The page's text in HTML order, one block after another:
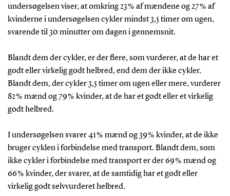
undersøgelsen viser, at omkring 23 % af mændene og 27 % af
kvinderne i undersøgelsen cykler mindst 3,5 timer om ugen,
svarende til 30 minutter om dagen i gennemsnit.
Blandt dem der cykler, er der flere, som vurderer, at de har et
godt eller virkelig godt helbred, end dem der ikke cykler.
Blandt dem, der cykler 3,5 timer om ugen eller mere, vurderer
82 % mænd og 79 % kvinder, at de har et godt eller et virkelig
godt helbred.
I undersøgelsen svarer 41 % mænd og 39 % kvinder, at de ikke
bruger cyklen i forbindelse med transport. Blandt dem, som
ikke cykler i forbindelse med transport er der 69 % mænd og
66 % kvinder, der svarer, at de samtidig har et godt eller
virkelig godt selvvurderet helbred.